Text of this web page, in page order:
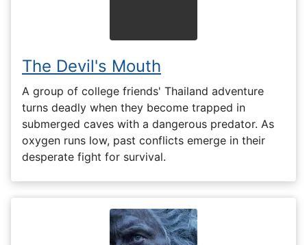
The Devil's Mouth
A group of college friends' Thailand adventure
turns deadly when they become trapped in
submerged caves with a dangerous predator. As
oxygen runs low, past conflicts emerge in their
desperate fight for survival.